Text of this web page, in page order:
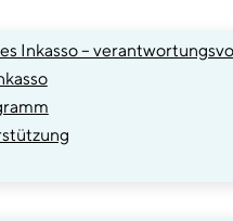
Inkasso –